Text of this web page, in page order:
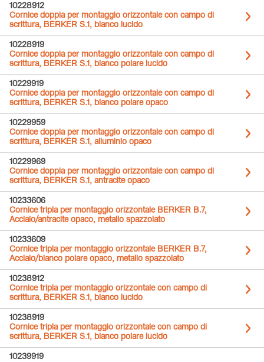
10228912
Cornice doppia per montaggio orizzontale con campo di
scrittura, BERKER S.1, bianco lucido
10228919
Cornice doppia per montaggio orizzontale con campo di
scrittura, BERKER S.1, bianco polare lucido
10229919
Cornice doppia per montaggio orizzontale con campo di
scrittura, BERKER S.1, bianco polare opaco
10229959
Cornice doppia per montaggio orizzontale con campo di
scrittura, BERKER S.1, alluminio opaco
10229969
Cornice doppia per montaggio orizzontale con campo di
scrittura, BERKER S.1, antracite opaco
10233606
Cornice tripla per montaggio orizzontale BERKER B.7,
Acciaio/antracite opaco, metallo spazzolato
10233609
Cornice tripla per montaggio orizzontale BERKER B.7,
Acciaio/bianco polare opaco, metallo spazzolato
10238912
Cornice tripla per montaggio orizzontale con campo di
scrittura, BERKER S.1, bianco lucido
10238919
Cornice tripla per montaggio orizzontale con campo di
scrittura, BERKER S.1, bianco polare lucido
10239919